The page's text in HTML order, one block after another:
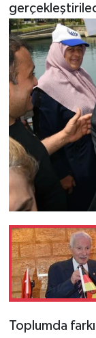
Toplumda